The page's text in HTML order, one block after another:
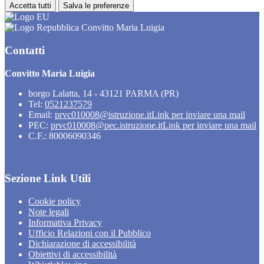
Accetta tutti Salva le preferenze
Convitto Maria Luigia
Contatti
Convitto Maria Luigia
borgo Lalatta, 14 - 43121 PARMA (PR)
Tel: 0521237579
Email: prvc010008@istruzione.itLink per inviare una mail
PEC: prvc010008@pec.istruzione.itLink per inviare una mail
C.F.: 80006090346
Sezione Link Utili
Cookie policy
Note legali
Informativa Privacy
Ufficio Relazioni con il Pubblico
Dichiarazione di accessibilità
Obiettivi di accessibilità